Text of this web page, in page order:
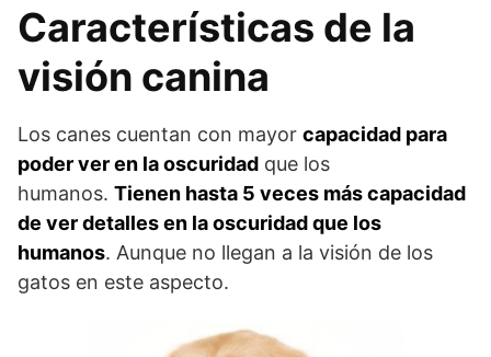
Características de la
visión canina
Los canes cuentan con mayor capacidad para
poder ver en la oscuridad que los
humanos. Tienen hasta 5 veces más capacidad
de ver detalles en la oscuridad que los
humanos. Aunque no llegan a la visión de los
gatos en este aspecto.